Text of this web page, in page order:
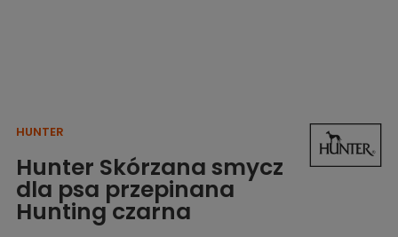
HUNTER
Hunter Skórzana smycz
dla psa przepinana
Hunting czarna